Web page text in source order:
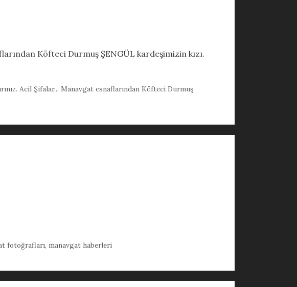
Köfteci Durmuş ŞENGÜL kardeşimizin kızı.
Acil Şifalar... Manavgat esnaflarından Köfteci Durmuş
fotoğrafları, manavgat haberleri